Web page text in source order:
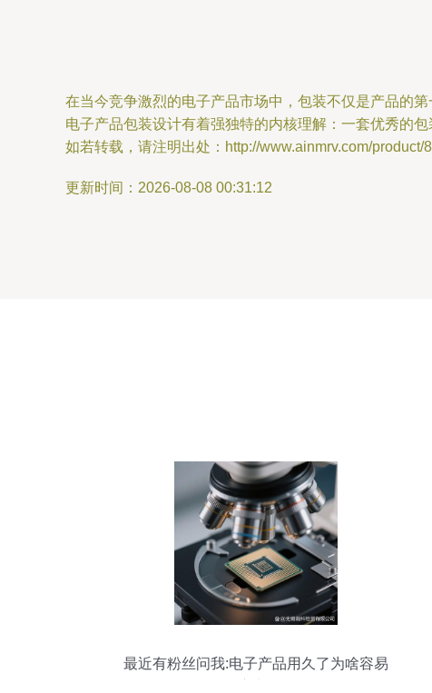
在当今竞争激烈的电子产品市场中，包装不仅是产品的
电子产品包装设计有着强独特的内核理解：一套优秀的
如若转载，请注明出处：http://www.ainmrv.com/product/
更新时间：2026-08-08 00:31:12
最近有粉丝问我:电子产品用久了为啥容易